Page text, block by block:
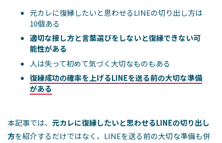
元カレに復縁したいと思わせるLINEの切り出し方は
10個ある
適切な接し方と言葉選びをしないと復縁できない可
能性がある
人は失って初めて気づく大切なものもある
復縁成功の確率を上げるLINEを送る前の大切な準備
がある
本記事では、 元カレに復縁したいと思わせるLINEの切り出し
方を紹介するだけではなく、LINEを送る前の大切な準備も併